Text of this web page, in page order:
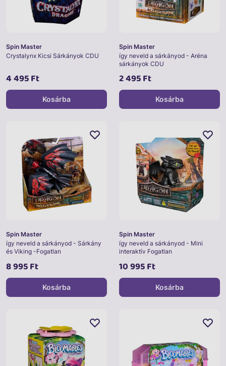
Spin Master
Crystalynx Kicsi Sárkányok CDU
4 495 Ft
Kosárba
Spin Master
így neveld a sárkányod - Aréna
sárkányok CDU
2 495 Ft
Kosárba
Spin Master
így neveld a sárkányod - Sárkány
és Viking -Fogatlan
8 995 Ft
Kosárba
Spin Master
így neveld a sárkányod - Mini
interaktív Fogatlan
10 995 Ft
Kosárba